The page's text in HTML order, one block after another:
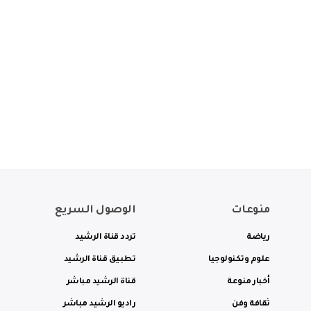
منوعات
رياضة
علوم وتكنولوجيا
أخبار منوعة
ثقافة وفن
الوصول السريع
تردد قناة الرشيد
تطبيق قناة الرشيد
قناة الرشيد مباشر
راديو الرشيد مباشر